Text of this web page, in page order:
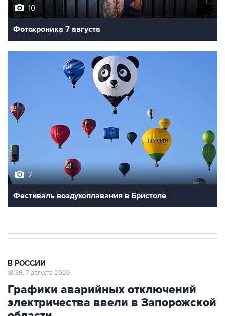
Фотохроника 7 августа
Фестиваль воздухоплавания в Бристоле
Графики аварийных отключений
электричества ввели в Запорожской
области